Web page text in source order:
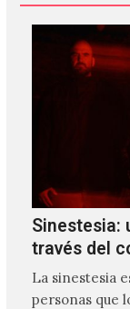
Sinestesia:
través del
La sinestesia
personas que